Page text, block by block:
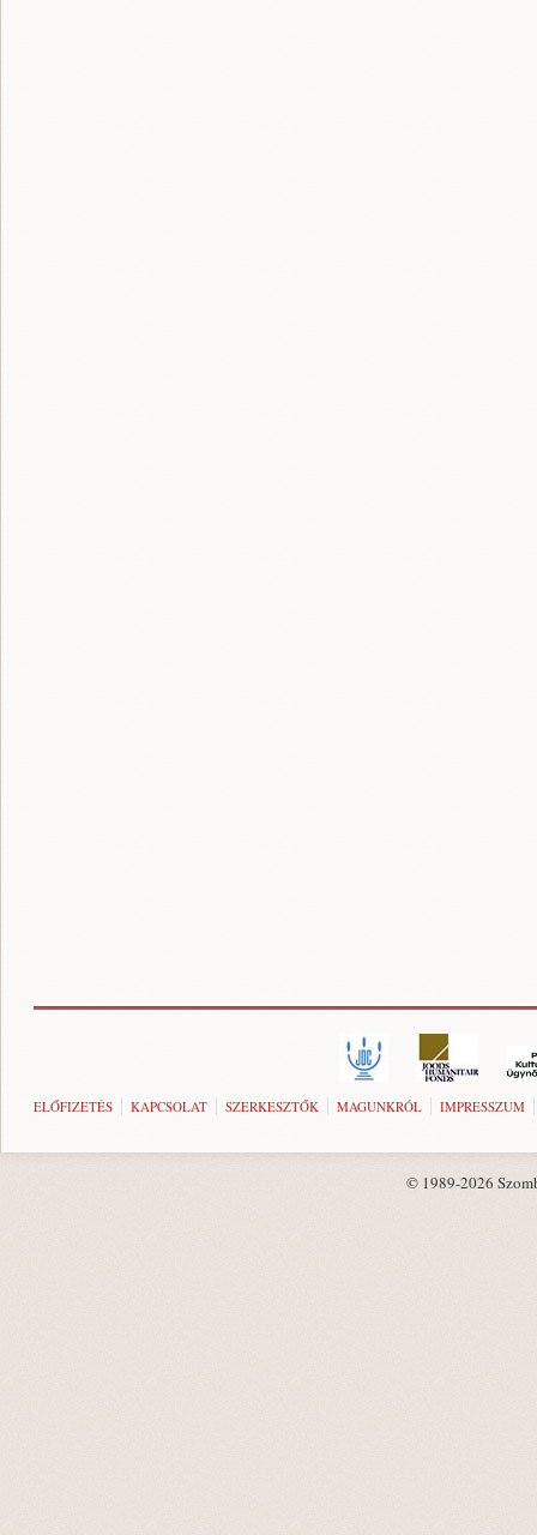
ELŐFIZETÉS KAPCSOLAT SZERKESZTŐK MAGUNKRÓL IMPRESSZUM
© 1989-2026